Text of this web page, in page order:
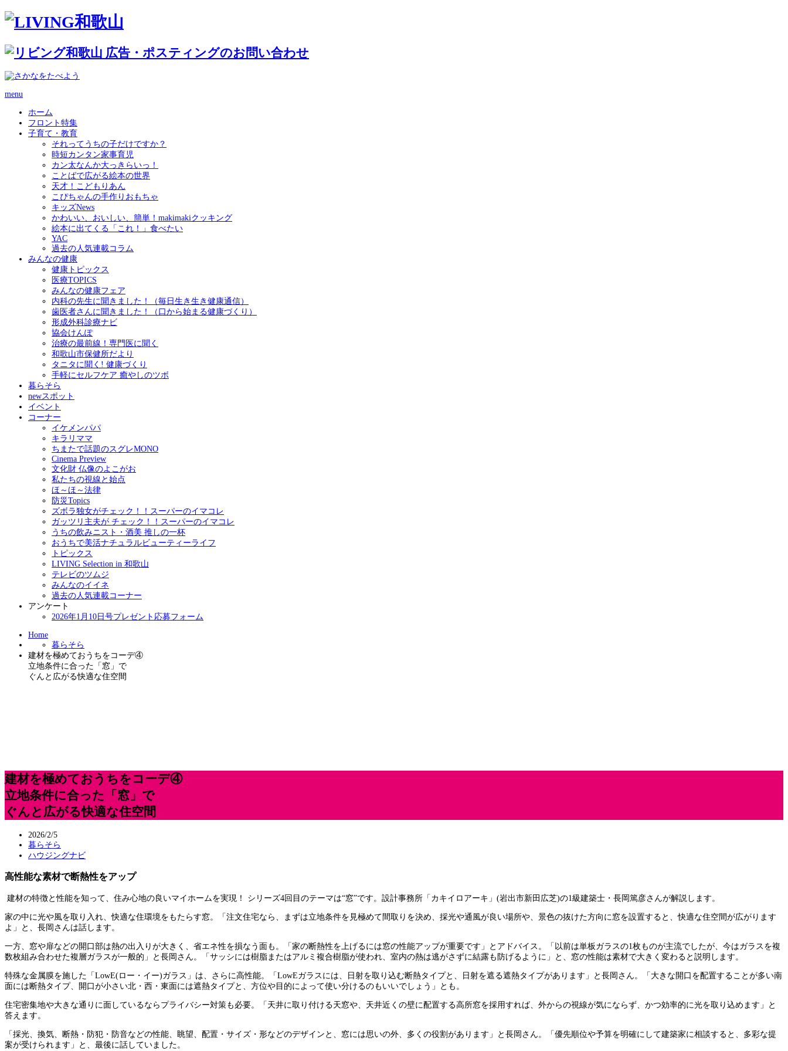
menu
ホーム
フロント特集
子育て・教育
それってうちの子だけですか？
時短カンタン家事育児
カン太なんか大っきらいっ！
ことばで広がる絵本の世界
天才！こどもりあん
こぴちゃんの手作りおもちゃ
キッズNews
かわいい、おいしい、簡単！makimakiクッキング
絵本に出てくる「これ！」食べたい
YAC
過去の人気連載コラム
みんなの健康
健康トピックス
医療TOPICS
みんなの健康フェア
内科の先生に聞きました！（毎日生き生き健康通信）
歯医者さんに聞きました！（口から始まる健康づくり）
形成外科診療ナビ
協会けんぽ
治療の最前線！専門医に聞く
和歌山市保健所だより
タニタに聞く! 健康づくり
手軽にセルフケア 癒やしのツボ
暮らそら
newスポット
イベント
コーナー
イケメンパパ
キラリママ
ちまたで話題のスグレMONO
Cinema Preview
文化財 仏像のよこがお
私たちの視線と始点
ほ～ほ～法律
防災Topics
ズボラ独女がチェック！！スーパーのイマコレ
ガッツリ主夫が チェック！！スーパーのイマコレ
うちの飲みニスト・酒美 推しの一杯
おうちで美活ナチュラルビューティーライフ
トピックス
LIVING Selection in 和歌山
テレビのツムジ
みんなのイイネ
過去の人気連載コーナー
アンケート
2026年1月10日号プレゼント応募フォーム
Home
暮らそら
建材を極めておうちをコーデ④
立地条件に合った「窓」で
ぐんと広がる快適な住空間
建材を極めておうちをコーデ④
立地条件に合った「窓」で
ぐんと広がる快適な住空間
2026/2/5
暮らそら
ハウジングナビ
高性能な素材で断熱性をアップ
建材の特徴と性能を知って、住み心地の良いマイホームを実現！ シリーズ4回目のテーマは“窓”です。設計事務所「カキイロアーキ」(岩出市新田広芝)の1級建築士・長岡篤彦さんが解説します。
家の中に光や風を取り入れ、快適な住環境をもたらす窓。「注文住宅なら、まずは立地条件を見極めて間取りを決め、採光や通風が良い場所や、景色の抜けた方向に窓を設置すると、快適な住空間が広がります
よ」と、長岡さんは話します。
一方、窓や扉などの開口部は熱の出入りが大きく、省エネ性を損なう面も。「家の断熱性を上げるには窓の性能アップが重要です」とアドバイス。「以前は単板ガラスの1枚ものが主流でしたが、今はガラスを複
数枚組み合わせた複層ガラスが一般的」と長岡さん。「サッシには樹脂またはアルミ複合樹脂が使われ、室内の熱は逃がさずに結露も防げるように」と、窓の性能は素材で大きく変わると説明します。
特殊な金属膜を施した「LowE(ロー・イー)ガラス」は、さらに高性能。「LowEガラスには、日射を取り込む断熱タイプと、日射を遮る遮熱タイプがあります」と長岡さん。「大きな開口を配置することが多い南
面には断熱タイプ、開口が小さい北・西・東面には遮熱タイプと、方位や目的によって使い分けるのもいいでしょう」とも。
住宅密集地や大きな通りに面しているならプライバシー対策も必要。「天井に取り付ける天窓や、天井近くの壁に配置する高所窓を採用すれば、外からの視線が気にならず、かつ効率的に光を取り込めます」と
答えます。
「採光、換気、断熱・防犯・防音などの性能、眺望、配置・サイズ・形などのデザインと、窓には思いの外、多くの役割があります」と長岡さん。「優先順位や予算を明確にして建築家に相談すると、多彩な提
案が受けられます」と、最後に話していました。